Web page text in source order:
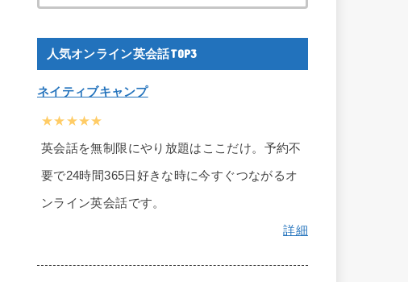
人気オンライン英会話TOP3
ネイティブキャンプ
★★★★★
英会話を無制限にやり放題はここだけ。予約不
要で24時間365日好きな時に今すぐつながるオ
ンライン英会話です。
詳細